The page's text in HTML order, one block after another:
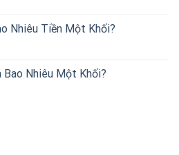
Nhiêu Tiền Một Khối?
Bao Nhiêu Một Khối?